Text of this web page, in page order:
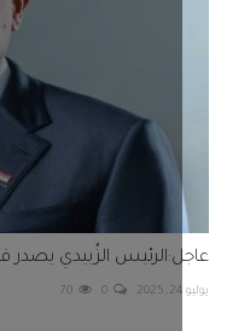
الزُبيدي يصدر قرار
0
70